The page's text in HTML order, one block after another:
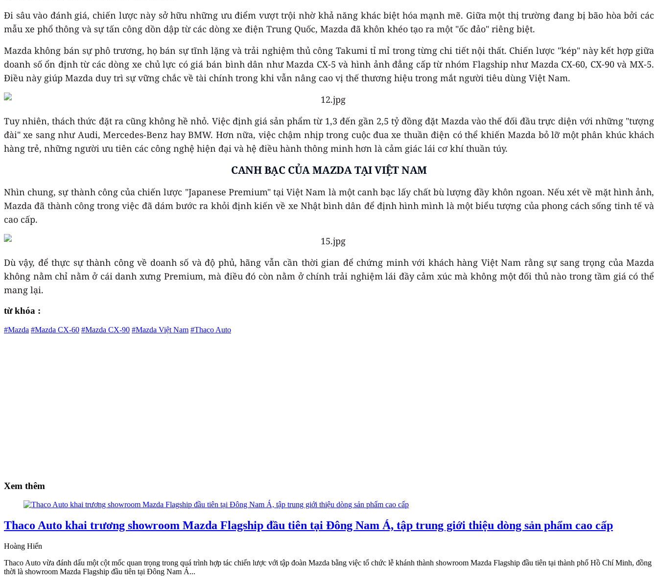
Đi sâu vào đánh giá, chiến lược này sở hữu những ưu điểm vượt trội nhờ khả năng khác biệt hóa mạnh mẽ. Giữa một thị trường đang bị bão hòa bởi các
mẫu xe phổ thông và sự tấn công dồn dập từ các dòng xe điện Trung Quốc, Mazda đã khôn khéo tạo ra một "ốc đảo" riêng biệt.
Mazda không bán sự phô trương, họ bán sự tĩnh lặng và trải nghiệm thủ công Takumi tỉ mỉ trong từng chi tiết nội thất. Chiến lược "kép" này kết hợp giữa
doanh số ổn định từ các dòng xe chủ lực có giá bán bình dân như Mazda CX-5 và hình ảnh đẳng cấp từ nhóm Flagship như Mazda CX-60, CX-90 và MX-5.
Điều này giúp Mazda duy trì sự vững chắc về tài chính trong khi vẫn nâng cao vị thế thương hiệu trong mắt người tiêu dùng Việt Nam.
Tuy nhiên, thách thức đặt ra cũng không hề nhỏ. Việc định giá sản phẩm từ 1,3 đến gần 2,5 tỷ đồng đặt Mazda vào thế đối đầu trực diện với những "tượng
đài" xe sang như Audi, Mercedes-Benz hay BMW. Hơn nữa, việc chậm nhịp trong cuộc đua xe thuần điện có thể khiến Mazda bỏ lỡ một phân khúc khách
hàng trẻ, những người ưu tiên các công nghệ hiện đại và hệ điều hành thông minh hơn là cảm giác lái cơ khí thuần túy.
CANH BẠC CỦA MAZDA TẠI VIỆT NAM
Nhìn chung, sự thành công của chiến lược "Japanese Premium" tại Việt Nam là một canh bạc lấy chất bù lượng đầy khôn ngoan. Nếu xét về mặt hình ảnh,
Mazda đã thành công trong việc đã dám bước ra khỏi định kiến về xe Nhật bình dân để định hình mình là một biểu tượng của phong cách sống tinh tế và
cao cấp.
Dù vậy, để thực sự thành công về doanh số và độ phủ, hãng vẫn cần thời gian để chứng minh với khách hàng Việt Nam rằng sự sang trọng của Mazda
không nằm chỉ nằm ở cái danh xưng Premium, mà điều đó còn nằm ở chính trải nghiệm lái đầy cảm xúc mà không một đối thủ nào trong tầm giá có thể
mang lại.
từ khóa :
#Mazda #Mazda CX-60 #Mazda CX-90 #Mazda Việt Nam #Thaco Auto
Xem thêm
Thaco Auto khai trương showroom Mazda Flagship đầu tiên tại Đông Nam Á, tập trung giới thiệu dòng sản phẩm cao cấp
Hoàng Hiển
Thaco Auto vừa đánh dấu một cột mốc quan trọng trong quá trình hợp tác chiến lược với tập đoàn Mazda bằng việc tổ chức lễ khánh thành showroom Mazda Flagship đầu tiên tại thành phố Hồ Chí Minh, đồng
thời là showroom Mazda Flagship đầu tiên tại Đông Nam Á...